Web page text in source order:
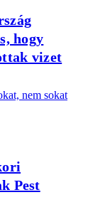
hogy
vizet
nem sokat
Pest